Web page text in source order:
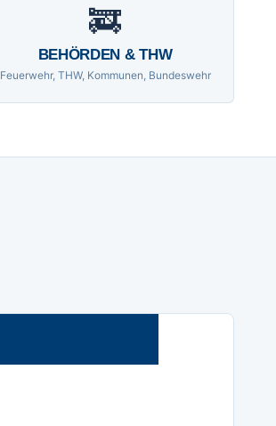
🚒
BEHÖRDEN & THW
Feuerwehr, THW, Kommunen, Bundeswehr